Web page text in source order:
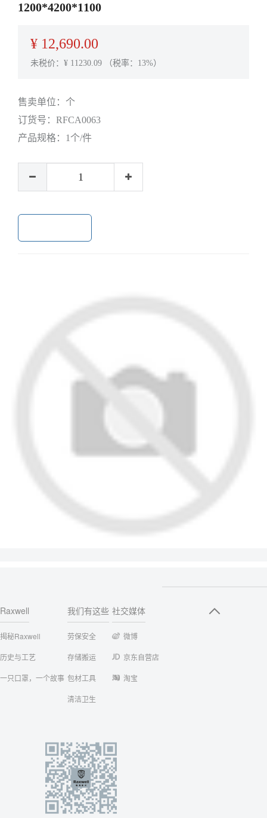
1200*4200*1100
¥ 12,690.00
未税价：¥ 11230.09 （税率：13%）
售卖单位： 个
订货号： RFCA0063
产品规格： 1个/件
Raxwell
揭秘Raxwell
历史与工艺
一只口罩，一个故事
我们有这些
劳保安全
存储搬运
包材工具
清洁卫生
社交媒体
微博
京东自营店
淘宝